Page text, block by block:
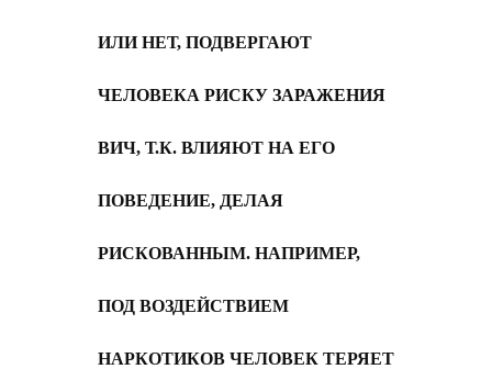
ИЛИ НЕТ, ПОДВЕРГАЮТ
ЧЕЛОВЕКА РИСКУ ЗАРАЖЕНИЯ
ВИЧ, Т.К. ВЛИЯЮТ НА ЕГО
ПОВЕДЕНИЕ, ДЕЛАЯ
РИСКОВАННЫМ. НАПРИМЕР,
ПОД ВОЗДЕЙСТВИЕМ
НАРКОТИКОВ ЧЕЛОВЕК ТЕРЯЕТ